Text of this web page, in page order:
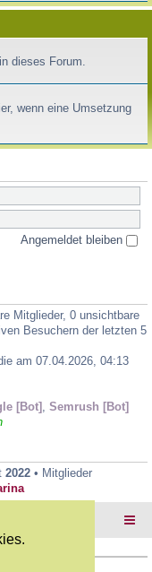
dieses Forum.
wenn eine Umsetzung
Angemeldet bleiben
Mitglieder, 0 unsichtbare
Besuchern der letzten 5
am 07.04.2026, 04:13
[Bot], Semrush [Bot]
2022 • Mitglieder